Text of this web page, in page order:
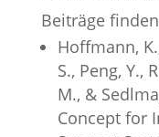
Beiträge
Hoffmann,
S., Peng, Y.,
M., &
Concept for